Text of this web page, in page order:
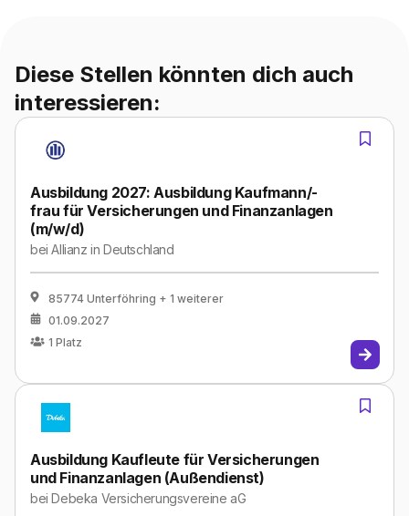
Diese Stellen könnten dich auch
interessieren:
Ausbildung 2027: Ausbildung Kaufmann/-
frau für Versicherungen und Finanzanlagen
(m/w/d)
beiAllianz in Deutschland
85774 Unterföhring + 1 weiterer
01.09.2027
1 Platz
Ausbildung Kaufleute für Versicherungen
und Finanzanlagen (Außendienst)
beiDebeka Versicherungsvereine aG